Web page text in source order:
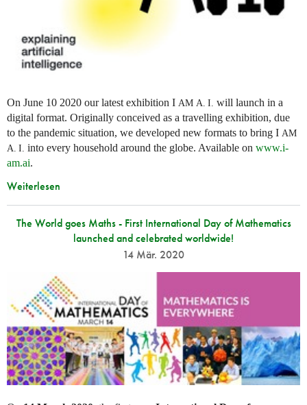
On June 10 2020 our latest exhibition I AM A. I. will launch in a
digital format. Originally conceived as a travelling exhibition, due
to the pandemic situation, we developed new formats to bring I AM
A. I. into every household around the globe. Available on www.i-
am.ai.
Weiterlesen
The World goes Maths - First International Day of Mathematics
launched and celebrated worldwide!
14 Mär. 2020